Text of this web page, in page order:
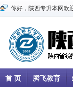
你好，陕西专升本网欢
首 页 腾飞教育